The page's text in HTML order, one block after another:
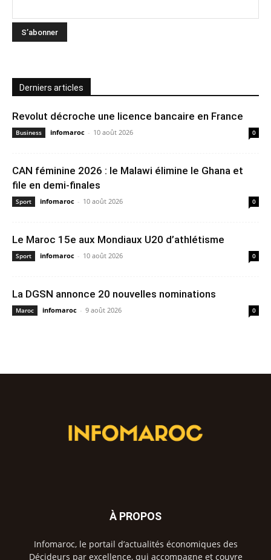
Derniers articles
Revolut décroche une licence bancaire en France
Business infomaroc - 10 août 2026 0
CAN féminine 2026 : le Malawi élimine le Ghana et
file en demi-finales
Sport infomaroc - 10 août 2026 0
Le Maroc 15e aux Mondiaux U20 d’athlétisme
Sport infomaroc - 10 août 2026 0
La DGSN annonce 20 nouvelles nominations
Maroc infomaroc - 9 août 2026 0
À PROPOS
Infomaroc, le portail d’actualités économiques des
Décideurs par excellence, qui accompagne et couvre